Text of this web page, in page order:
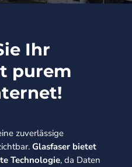
Ihr
purem
zuverlässige
Glasfaser bietet
Technologie, da Daten